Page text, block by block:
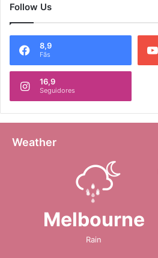
Follow Us
8,9
Fãs
16,9
Seguidores
Weather
Melbourne
Rain